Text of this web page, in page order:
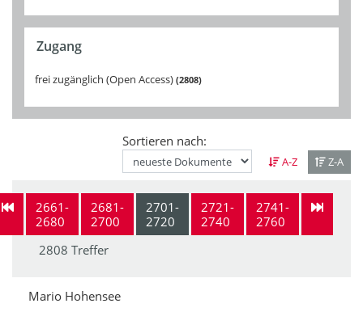
Zugang
frei zugänglich (Open Access) 2808
Sortieren nach:
A-Z Z-A
2661-
2680
2681-
2700
2701-
2720
2721-
2740
2741-
2760
2808 Treffer
Mario Hohensee